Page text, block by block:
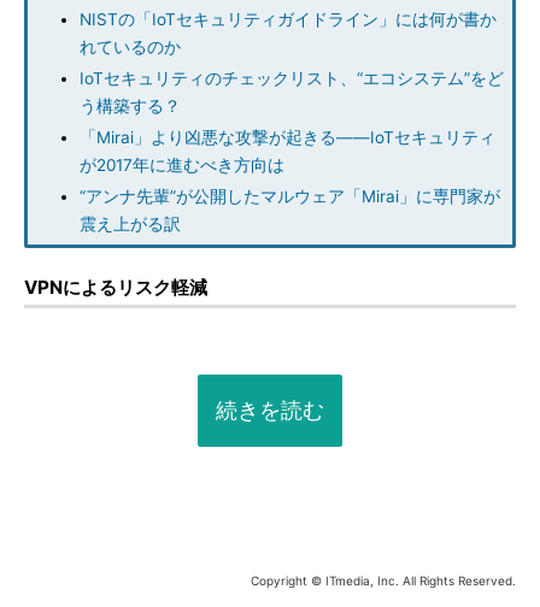
NISTの「IoTセキュリティガイドライン」には何が書か
れているのか
IoTセキュリティのチェックリスト、“エコシステム”をど
う構築する？
「Mirai」より凶悪な攻撃が起きる――IoTセキュリティ
が2017年に進むべき方向は
“アンナ先輩”が公開したマルウェア「Mirai」に専門家が
震え上がる訳
VPNによるリスク軽減
続きを読む
Copyright © ITmedia, Inc. All Rights Reserved.